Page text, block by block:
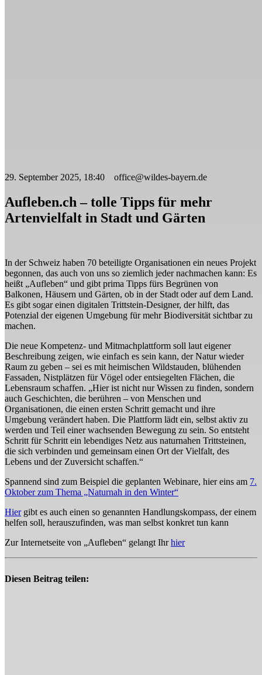
29. September 2025, 18:40 office@wildes-bayern.de
Aufleben.ch – tolle Tipps für mehr
Artenvielfalt in Stadt und Gärten
In der Schweiz haben 70 beteiligte Organisationen ein neues Projekt
begonnen, das auch von uns so ziemlich jeder nachmachen kann: Es
heißt „Aufleben“ und gibt prima Tipps fürs Begrünen von
Balkonen, Häusern und Gärten, ob in der Stadt oder auf dem Land.
Es gibt sogar einen digitalen Trittstein-Designer, der hilft, das
Potenzial der eigenen Umgebung für mehr Biodiversität sichtbar zu
machen.
Die neue Kompetenz- und Mitmachplattform soll laut eigener
Beschreibung zeigen, wie einfach es sein kann, der Natur wieder
Raum zu geben – sei es mit heimischen Wildstauden, blühenden
Fassaden, Nistplätzen für Vögel oder entsiegelten Flächen, die
Lebensraum schaffen. „Hier ist nicht nurWissen zu finden, sondern
auch Geschichten, die berühren – von Menschen und
Organisationen, die einen ersten Schritt gemacht und ihre
Umgebung verändert haben. Die Plattform lädt ein, selbst aktiv zu
werden und Teil einer wachsenden Bewegung zu sein. So entsteht
Schritt für Schritt ein lebendiges Netz aus naturnahen Trittsteinen,
die sich verbinden und gemeinsam einen Ort der Vielfalt, des
Lebens und der Zuversicht schaffen.“
Spannend sind zum Beispiel die geplanten Webinare, hier eins am 7.
Oktober zum Thema „Naturnah in den Winter“
Hiergibt es auch einen so genannten Handlungskompass, der einem
helfen soll, herauszufinden, was man selbst konkret tun kann
Zur Internetseite von „Aufleben“ gelangt Ihrhier
Diesen Beitrag teilen: